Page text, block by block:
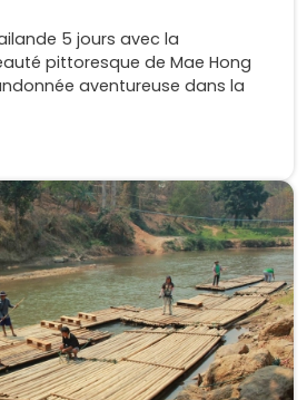
5 jours avec la
pittoresque de Mae Hong
aventureuse dans la